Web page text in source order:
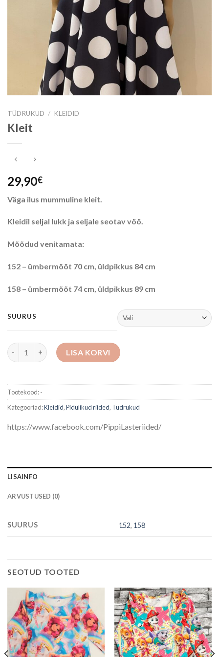
TÜDRUKUD / KLEIDID
Kleit
29,90€
Väga ilus mummuline kleit.
Kleidil seljal lukk ja seljale seotav vöö.
Mõõdud venitamata:
152 – ümbermõõt 70 cm, üldpikkus 84 cm
158 – ümbermõõt 74 cm, üldpikkus 89 cm
SUURUS
Kleit kogus LISA KORVI
Tootekood:-
Kategooriad:Kleidid,Pidulikud riided, Tüdrukud
https://www.facebook.com/PippiLasteriided/
LISAINFO
ARVUSTUSED (0)
SUURUS 152, 158
SEOTUD TOOTED